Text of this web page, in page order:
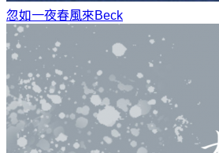
忽如一夜春風來Beck